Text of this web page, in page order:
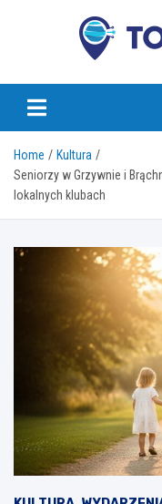
Home
Kultura
Seniorzy w Grzywnie i
lokalnych klubach